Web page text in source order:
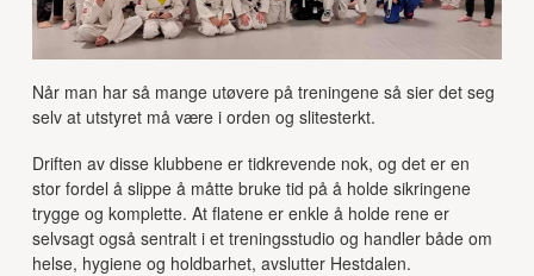
Når man har så mange utøvere på treningene så sier det seg
selv at utstyret må være i orden og slitesterkt.
Driften av disse klubbene er tidkrevende nok, og det er en
stor fordel å slippe å måtte bruke tid på å holde sikringene
trygge og komplette. At flatene er enkle å holde rene er
selvsagt også sentralt i et treningsstudio og handler både om
helse, hygiene og holdbarhet, avslutter Hestdalen.